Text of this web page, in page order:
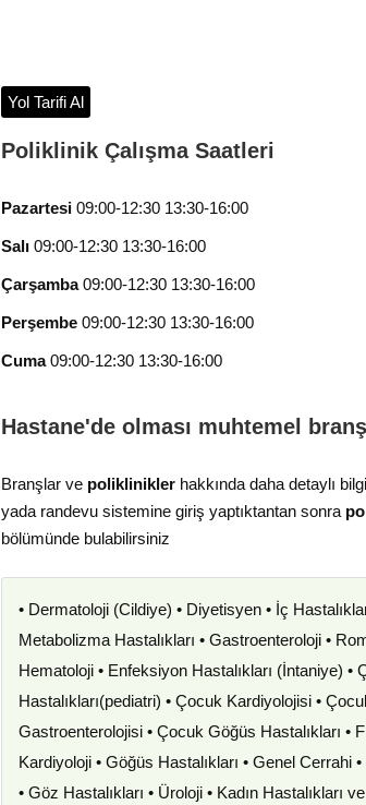
Yol Tarifi Al
Poliklinik Çalışma Saatleri
Pazartesi09:00-12:30 13:30-16:00
Salı09:00-12:30 13:30-16:00
Çarşamba09:00-12:30 13:30-16:00
Perşembe09:00-12:30 13:30-16:00
Cuma09:00-12:30 13:30-16:00
Hastane'de olması muhtemel
Branşlar ve polikliniklerhakkında daha detaylı
yada randevu sistemine giriş yaptıktantan sonra
bölümünde bulabilirsiniz
• Dermatoloji (Cildiye) • Diyetisyen • İç
Metabolizma Hastalıkları • Gastroenteroloji •
Hematoloji • Enfeksiyon Hastalıkları (İntaniye) •
Hastalıkları(pediatri) • Çocuk Kardiyolojisi •
Gastroenterolojisi • Çocuk Göğüs Hastalıkları •
Kardiyoloji • Göğüs Hastalıkları • Genel Cerrahi
• Göz Hastalıkları • Üroloji • Kadın Hastalıkları